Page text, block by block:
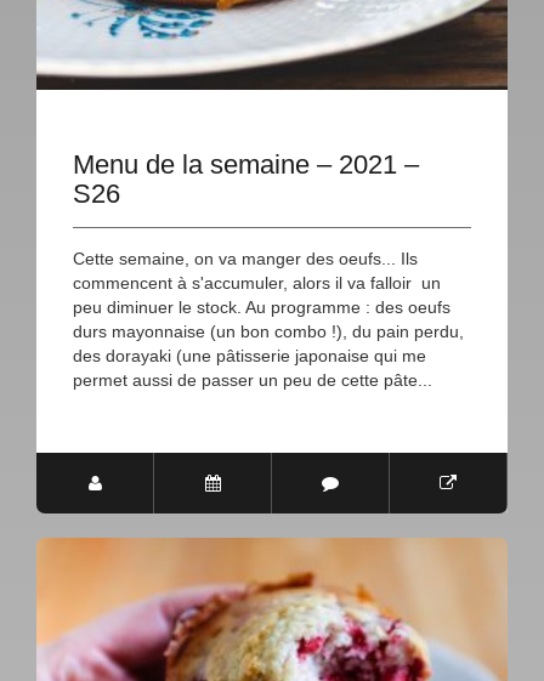
Menu de la semaine – 2021 –
S26
Cette semaine, on va manger des oeufs... Ils
commencent à s'accumuler, alors il va falloir un
peu diminuer le stock. Au programme : des oeufs
durs mayonnaise (un bon combo !), du pain perdu,
des dorayaki (une pâtisserie japonaise qui me
permet aussi de passer un peu de cette pâte...